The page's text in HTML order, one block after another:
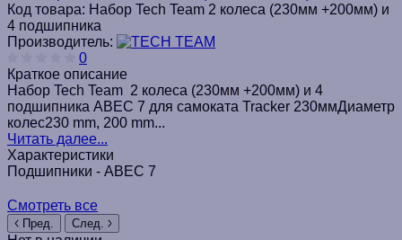
Код товара: Набор Tech Team 2 колеса (230мм +200мм) и
4 подшипника
Производитель:
0
Краткое описание
Набор Tech Team 2 колеса (230мм +200мм) и 4
подшипника ABEC 7 для самоката Tracker 230ммДиаметр
колес230 mm, 200 mm...
Читать далее...
Характеристики
Подшипники - ABEC 7
Смотреть все
Пред. След.